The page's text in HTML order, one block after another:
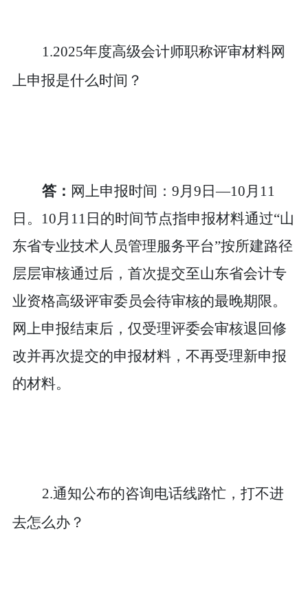
1.2025年度高级会计师职称评审材料网
上申报是什么时间？
答： 网上申报时间： 9月 9 日—10月 11
日 。 10月11日的时间节点指申报材料通过“山
东省专业技术人员管理服务平台”按所建路径
层层审核通过后，首次提交至山东省会计专
业资格高级评审委员会待审核的最晚期限。
网上申报结束后， 仅受理评委会审核退回修
改并再次提交的申报材料， 不再受理新申报
的材料。
2.通知公布的咨询电话线路忙，打不进
去怎么办？